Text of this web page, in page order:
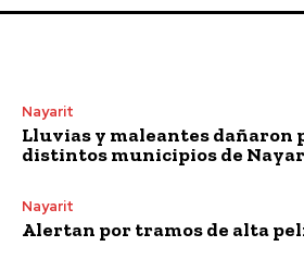
Nayarit
Lluvias y maleantes dañaron
distintos municipios de
Nayarit
Alertan por tramos de alta